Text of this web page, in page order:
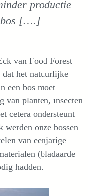
productie
[….]
van Food Forest
het natuurlijke
een bos moet
van planten, insecten
cetera ondersteunt
werden onze bossen
van eenjarige
(bladaarde
hadden.